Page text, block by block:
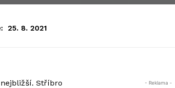
25. 8. 2021
Stříbro
- Reklama -